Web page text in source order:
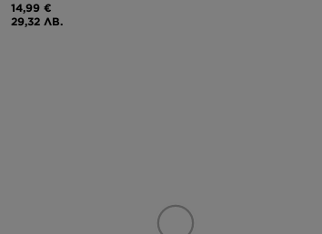
14,99 €
29,32 ЛВ.